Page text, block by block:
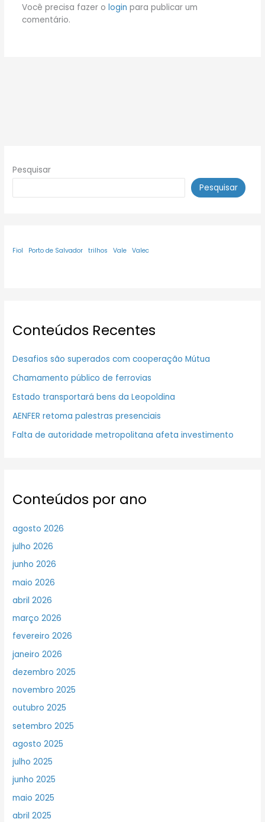
Você precisa fazer o login para publicar um
comentário.
Pesquisar
Pesquisar
Fiol Porto de Salvador trilhos Vale Valec
Conteúdos Recentes
Desafios são superados com cooperação Mútua
Chamamento público de ferrovias
Estado transportará bens da Leopoldina
AENFER retoma palestras presenciais
Falta de autoridade metropolitana afeta investimento
Conteúdos por ano
agosto 2026
julho 2026
junho 2026
maio 2026
abril 2026
março 2026
fevereiro 2026
janeiro 2026
dezembro 2025
novembro 2025
outubro 2025
setembro 2025
agosto 2025
julho 2025
junho 2025
maio 2025
abril 2025